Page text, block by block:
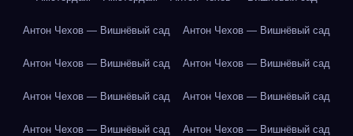
Антон Чехов — Вишнёвый сад Антон Чехов — Вишнёвый сад
Антон Чехов — Вишнёвый сад Антон Чехов — Вишнёвый сад
Антон Чехов — Вишнёвый сад Антон Чехов — Вишнёвый сад
Антон Чехов — Вишнёвый сад Антон Чехов — Вишнёвый сад